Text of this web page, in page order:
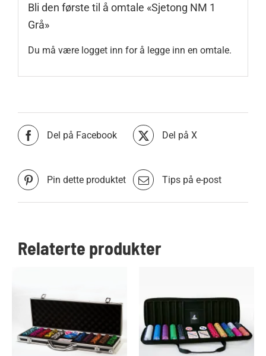
Bli den første til å omtale «Sjetong NM 1
Grå»
Du må være logget inn for å legge inn en omtale.
Del på Facebook Del på X
Pin dette produktet Tips på e-post
Relaterte produkter